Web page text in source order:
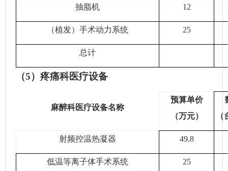
抽脂机 12
（植发）手术动力系统 25
总计
（5）疼痛科医疗设备
麻醉科医疗设备名称
预算单价
（万元）
（
射频控温热凝器 49.8
低温等离子体手术系统 25